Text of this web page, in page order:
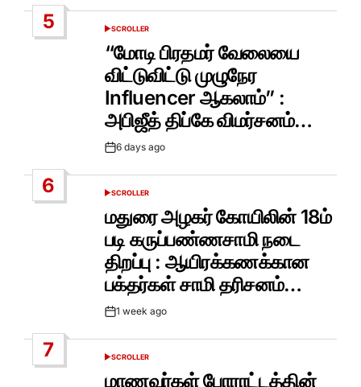
5
POSTED
IN
SCROLLER
“மோடி பிரதமர் வேலையை
விட்டுவிட்டு முழுநேர
Influencer ஆகலாம்” :
அபிஜீத் திப்கே விமர்சனம்…
Post6 days ago
6
POSTED
SCROLLER
மதுரை அழகர் கோயிலின் 18ம்
படி கருப்பண்ணசாமி நடை
திறப்பு : ஆயிரக்கணக்கான
பக்தர்கள் சாமி தரிசனம்…
Post1 week ago
7
POSTED
SCROLLER
மாணவர்கள் போராட்டத்தின்